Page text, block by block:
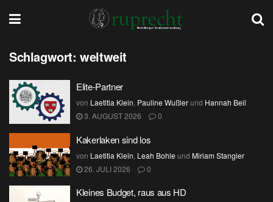
Schlagwort:weltweit
Elite-Partner
von Laetitia Klein, Pauline Wußlerund Hannah Beil
3. AUGUST 2026
0
Kakerlaken sind los
von Laetitia Klein, Leah Bohle und Miriam Stangier
26. JULI 2026
0
Kleines Budget, raus aus HD